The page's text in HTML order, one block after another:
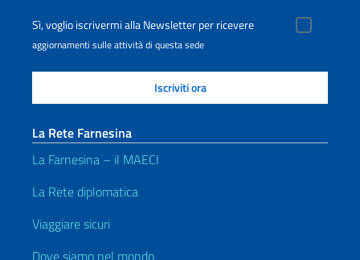
Sì, voglio iscrivermi alla Newsletter per ricevere
aggiornamenti sulle attività di questa sede
La Rete Farnesina
La Farnesina – il MAECI
La Rete diplomatica
Viaggiare sicuri
Dove siamo nel mondo